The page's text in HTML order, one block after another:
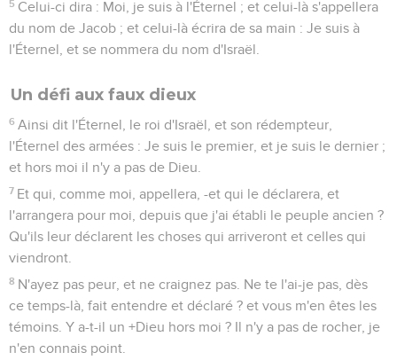
5 Celui-ci dira : Moi, je suis à l'Éternel ; et celui-là s'appellera
du nom de Jacob ; et celui-là écrira de sa main : Je suis à
l'Éternel, et se nommera du nom d'Israël.
Un défi aux faux dieux
6 Ainsi dit l'Éternel, le roi d'Israël, et son rédempteur,
l'Éternel des armées : Je suis le premier, et je suis le dernier ;
et hors moi il n'y a pas de Dieu.
7 Et qui, comme moi, appellera, -et qui le déclarera, et
l'arrangera pour moi, depuis que j'ai établi le peuple ancien ?
Qu'ils leur déclarent les choses qui arriveront et celles qui
viendront.
8 N'ayez pas peur, et ne craignez pas. Ne te l'ai-je pas, dès
ce temps-là, fait entendre et déclaré ? et vous m'en êtes les
témoins. Y a-t-il un +Dieu hors moi ? Il n'y a pas de rocher, je
n'en connais point.